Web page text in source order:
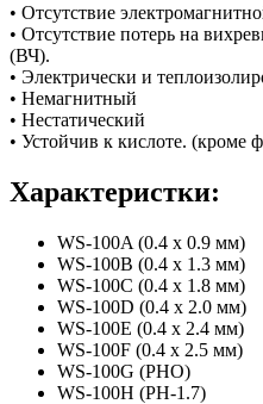
• Отсутствие
• Отсутствие потерь на
(ВЧ).
• Электрически и
• Немагнитный
• Нестатический
• Устойчив к кислоте. (кроме
Характеристки:
WS-100A (0.4 x 0.9 мм)
WS-100B (0.4 x 1.3 мм)
WS-100C (0.4 x 1.8 мм)
WS-100D (0.4 x 2.0 мм)
WS-100E (0.4 x 2.4 мм)
WS-100F (0.4 x 2.5 мм)
WS-100G (PHO)
WS-100H (PH-1.7)